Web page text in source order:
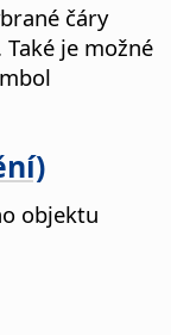
čáry
je možné
objektu